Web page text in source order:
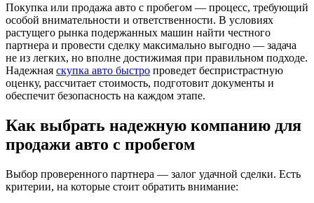
Покупка или продажа авто с пробегом — процесс, требующий
особой внимательности и ответственности. В условиях
растущего рынка подержанных машин найти честного
партнера и провести сделку максимально выгодно — задача
не из легких, но вполне достижимая при правильном подходе.
Надежная скупка авто быстро проведет беспристрастную
оценку, рассчитает стоимость, подготовит документы и
обеспечит безопасность на каждом этапе.
Как выбрать надежную компанию для
продажи авто с пробегом
Выбор проверенного партнера — залог удачной сделки. Есть
критерии, на которые стоит обратить внимание: